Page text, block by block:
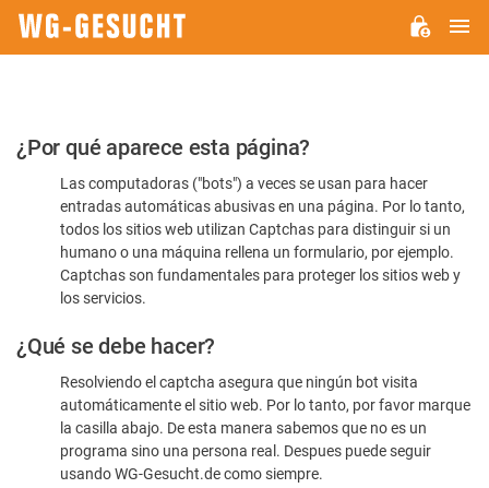
Por
favor,
confirme
humano
¿Por qué aparece esta página?
Las computadoras ("bots") a veces se usan para hacer
entradas automáticas abusivas en una página. Por lo tanto,
todos los sitios web utilizan Captchas para distinguir si un
humano o una máquina rellena un formulario, por ejemplo.
Captchas son fundamentales para proteger los sitios web y
los servicios.
¿Qué se debe hacer?
Resolviendo el captcha asegura que ningún bot visita
automáticamente el sitio web. Por lo tanto, por favor marque
la casilla abajo. De esta manera sabemos que no es un
programa sino una persona real. Despues puede seguir
usando WG-Gesucht.de como siempre.